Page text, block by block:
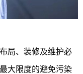
局、装修及维护必
大限度的避免污染